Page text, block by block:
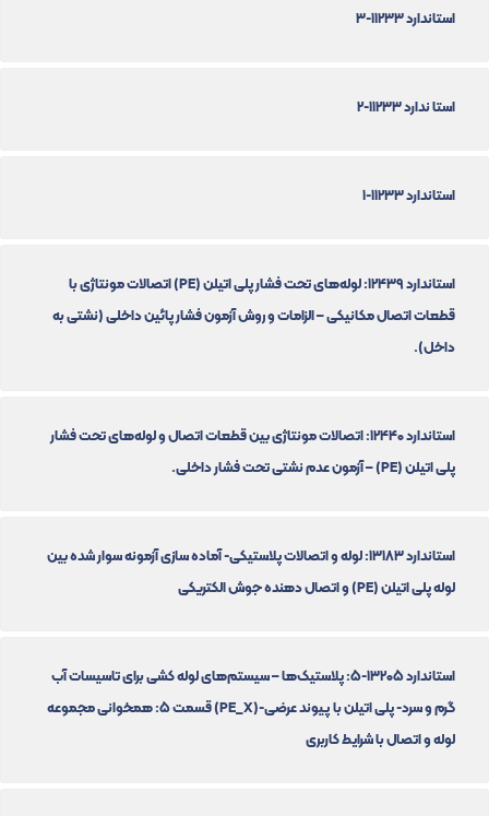
استاندارد 11233-3
استا ندارد 11233-2
استاندارد 11233-1
استاندارد 12439: لوله‌های تحت فشار پلی اتیلن (PE) اتصالات مونتاژی با
قطعات اتصال مکانیکی – الزامات و روش آزمون فشار پائین داخلی (نشتی به
داخل).
استاندارد 12440: اتصالات مونتاژی بین قطعات اتصال و لوله‌های تحت فشار
پلی اتیلن (PE) – آزمون عدم نشتی تحت فشار داخلی.
استاندارد 13183: لوله و اتصالات پلاستیکی- آماده سازی آزمونه سوار شده بین
لوله پلی اتیلن (PE) و اتصال دهنده جوش الکتریکی
استاندارد 13205-5: پلاستیک‌ها – سیستم‌های لوله کشی برای تاسیسات آب
گرم و سرد- پلی اتیلن با پیوند عرضی-(PE_X) قسمت 5: همخوانی مجموعه
لوله و اتصال با شرایط کاربری